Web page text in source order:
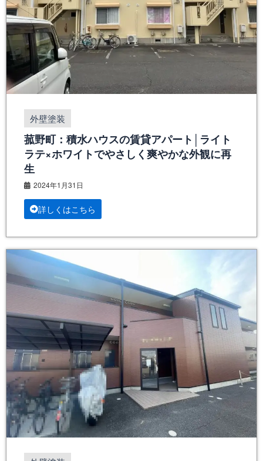
外壁塗装
菰野町：積水ハウスの賃貸アパート│ライト
ラテ×ホワイトでやさしく爽やかな外観に再
生
2024年1月31日
詳しくはこちら